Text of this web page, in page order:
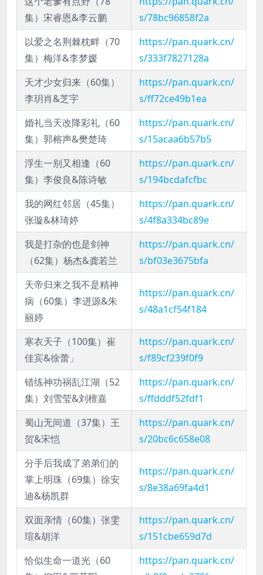
集）宋睿恩&李云鹏
s/78bc96858f2a
以爱之名荆棘枕畔（70
集）梅洋&李梦媛
https://pan.quark.cn/
s/333f7827128a
天才少女归来（60集）
李玥肖&芝宇
https://pan.quark.cn/
s/ff72ce49b1ea
婚礼当天改降彩礼（60
集）郭榕声&樊楚琦
https://pan.quark.cn/
s/15acaa6b57b5
浮生一别又相逢（60
集）李俊良&陈诗敏
https://pan.quark.cn/
s/194bcdafcfbc
我的网红邻居（45集）
张璇&林琦婷
https://pan.quark.cn/
s/4f8a334bc89e
我是打杂的也是剑神
（62集）杨杰&龚若兰
https://pan.quark.cn/
s/bf03e3675bfa
天帝归来之我不是精神
病（60集）李进源&朱
丽婷
https://pan.quark.cn/
s/48a1cf54f184
寒衣天子（100集）崔
佳宾&徐蕾」
https://pan.quark.cn/
s/f89cf239f0f9
错练神功祸乱江湖（52
集）刘雪莹&刘檀嘉
https://pan.quark.cn/
s/ffdddf52fdf1
蜀山无间道（37集）王
贺&宋恺
https://pan.quark.cn/
s/20bc6c658e08
分手后我成了弟弟们的
掌上明珠（69集）徐安
迪&杨凯群
https://pan.quark.cn/
s/8e38a69fa4d1
双面亲情（60集）张雯
瑄&胡洋
https://pan.quark.cn/
s/151cbe659d7d
恰似生命一道光（60
https://pan.quark.cn/